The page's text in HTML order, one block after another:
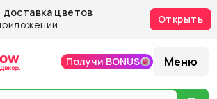
цветов
Открыть
Получи BONUS Меню